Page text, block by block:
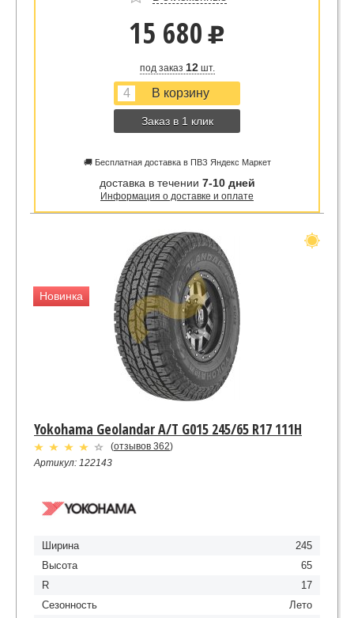
15 680 u
под заказ 12шт.
Заказ в 1 клик
🚚 Бесплатная доставка в ПВЗ Яндекс Маркет
доставка в течении 7-10 дней
Информация о доставке и оплате
Новинка
Yokohama Geolandar A/T G015 245/65 R17 111H
(отзывов 362)
Артикул: 122143
Ширина
245
Высота
65
R
17
Сезонность
Лето